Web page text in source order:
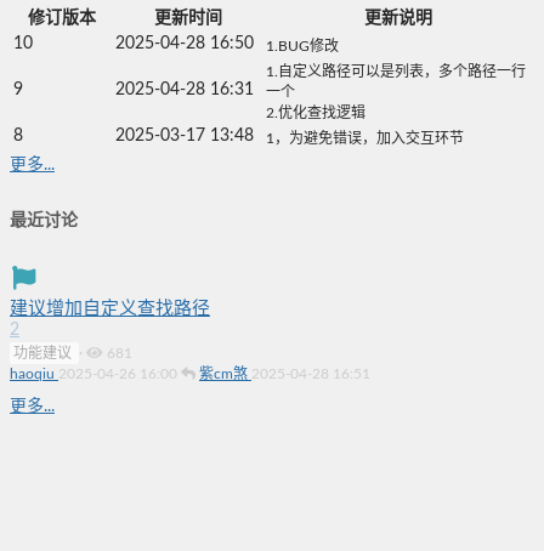
修订版本 更新时间
更新说明
10
2025-04-28 16:50 1.BUG修改
9 2025-04-28 16:31
1.自定义路径可以是列表，多个路径一行
一个
2.优化查找逻辑
8 2025-03-17 13:48 1，为避免错误，加入交互环节
更多...
最近讨论
建议增加自定义查找路径
2
功能建议 ·
681
haoqiu 2025-04-26 16:00 紫cm煞 2025-04-28 16:51
更多...